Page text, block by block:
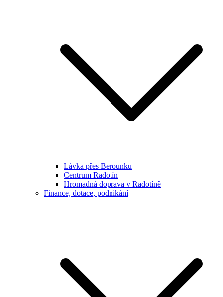
Lávka přes Berounku
Centrum Radotín
Hromadná doprava v Radotíně
Finance, dotace, podnikání